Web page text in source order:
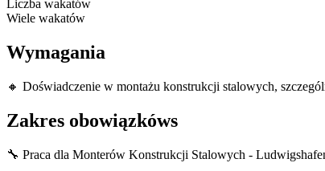
Liczba wakatów
Wiele wakatów
Wymagania
🔸 Doświadczenie w montażu konstrukcji stalowych,
Zakres obowiązkóws
🔧 Praca dla Monterów Konstrukcji Stalowych -